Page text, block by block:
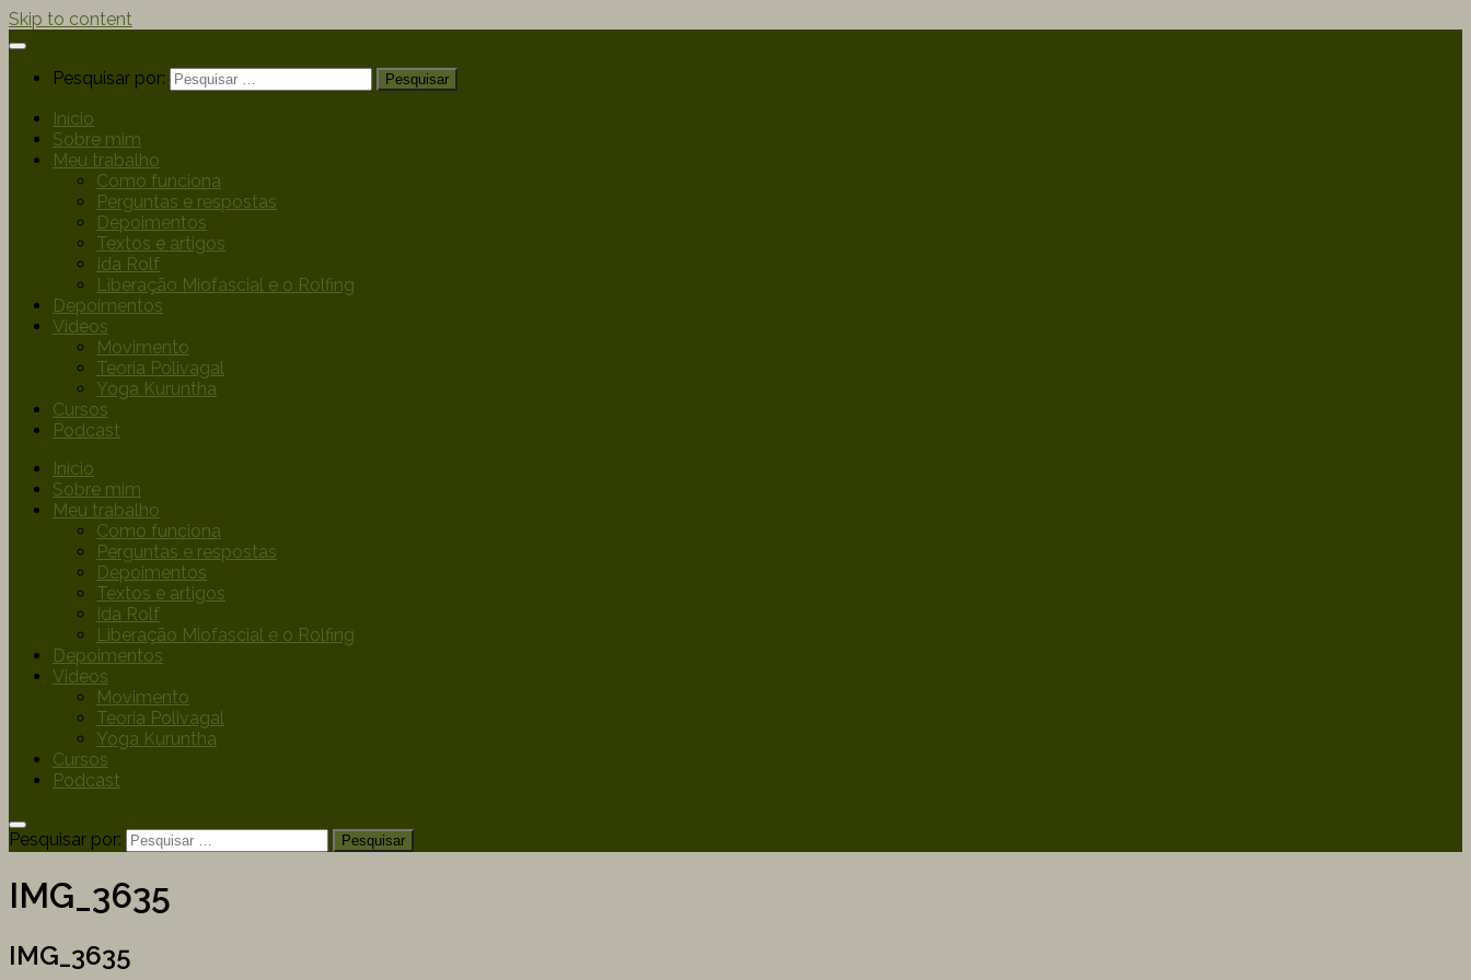
Skip to content
Pesquisar por:
Início
Sobre mim
Meu trabalho
Como funciona
Perguntas e respostas
Depoimentos
Textos e artigos
Ida Rolf
Liberação Miofascial e o Rolfing
Depoimentos
Videos
Movimento
Teoria Polivagal
Yoga Kuruntha
Cursos
Podcast
Início
Sobre mim
Meu trabalho
Como funciona
Perguntas e respostas
Depoimentos
Textos e artigos
Ida Rolf
Liberação Miofascial e o Rolfing
Depoimentos
Videos
Movimento
Teoria Polivagal
Yoga Kuruntha
Cursos
Podcast
Pesquisar por:
IMG_3635
IMG_3635